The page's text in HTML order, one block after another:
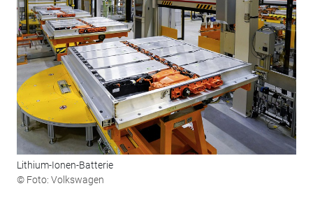
Lithium-Ionen-Batterie
© Foto: Volkswagen